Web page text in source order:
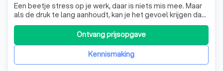
Een beetje stress op je werk, daar is niets mis mee. Maar
als de druk te lang aanhoudt, kan je het gevoel krijgen dat
het werk je uitput. Ook als je te lang werk doet wat niet bij
je past ontstaat er een ‘energielek’. Je gaat over je
grenzen heen en verliest de verbinding met jezelf. Of er
komt juis
Kennismaking
Ontvang prijsopgave